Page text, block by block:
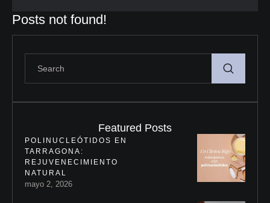
Posts not found!
Featured Posts
POLINUCLEÓTIDOS EN
TARRAGONA:
REJUVENECIMIENTO
NATURAL
mayo 2, 2026